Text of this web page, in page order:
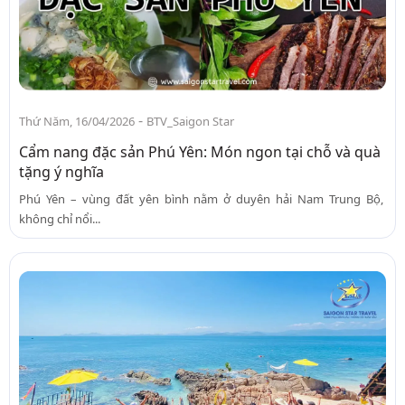
Thứ Năm, 16/04/2026 - BTV_Saigon Star
Cẩm nang đặc sản Phú Yên: Món ngon tại chỗ và quà
tặng ý nghĩa
Phú Yên – vùng đất yên bình nằm ở duyên hải Nam Trung Bộ,
không chỉ nổi...